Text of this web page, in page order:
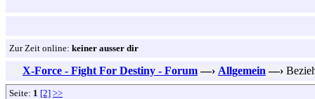
Zur Zeit online: keiner ausser dir
X-Force - Fight For Destiny - Forum —› Allgemein —›
Seite: 1 [2] >>